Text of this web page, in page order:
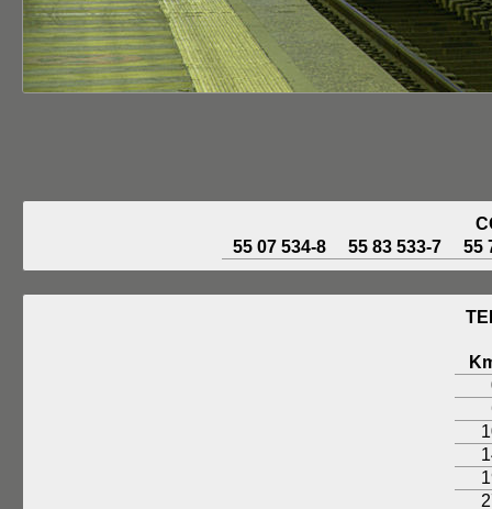
55 07 534-8
55 83 533-7 55